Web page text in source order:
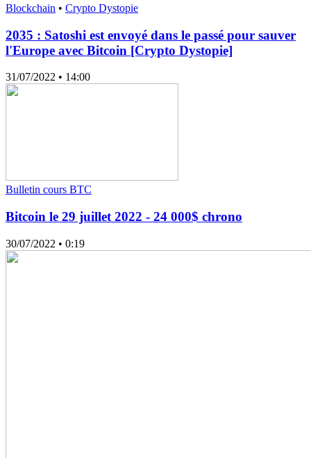
Blockchain • Crypto Dystopie
2035 : Satoshi est envoyé dans le passé pour sauver
l'Europe avec Bitcoin [Crypto Dystopie]
31/07/2022 • 14:00
Bulletin cours BTC
Bitcoin le 29 juillet 2022 - 24 000$ chrono
30/07/2022 • 0:19